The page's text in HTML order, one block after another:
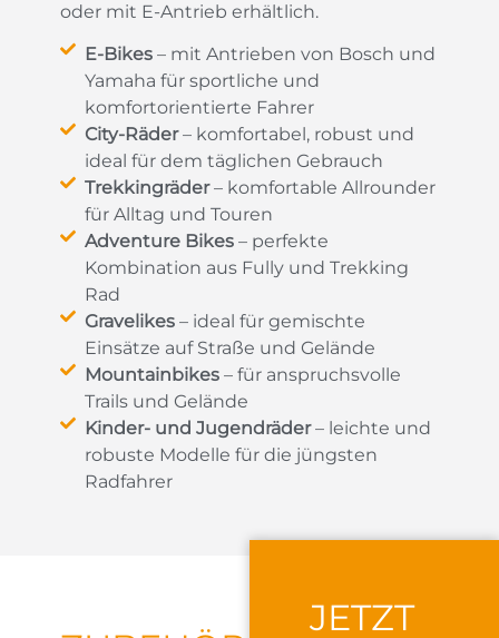
oder mit E-Antrieb erhältlich.
E-Bikes – mit Antrieben von Bosch und
Yamaha für sportliche und
komfortorientierte Fahrer
City-Räder– komfortabel, robust und
ideal für dem täglichen Gebrauch
Trekkingräder– komfortable Allrounder
für Alltag und Touren
Adventure Bikes – perfekte
Kombination aus Fully und Trekking
Rad
Gravelikes – ideal für gemischte
Einsätze auf Straße und Gelände
Mountainbikes – für anspruchsvolle
Trails und Gelände
Kinder- und Jugendräder– leichte und
robuste Modelle für die jüngsten
Radfahrer
JETZT